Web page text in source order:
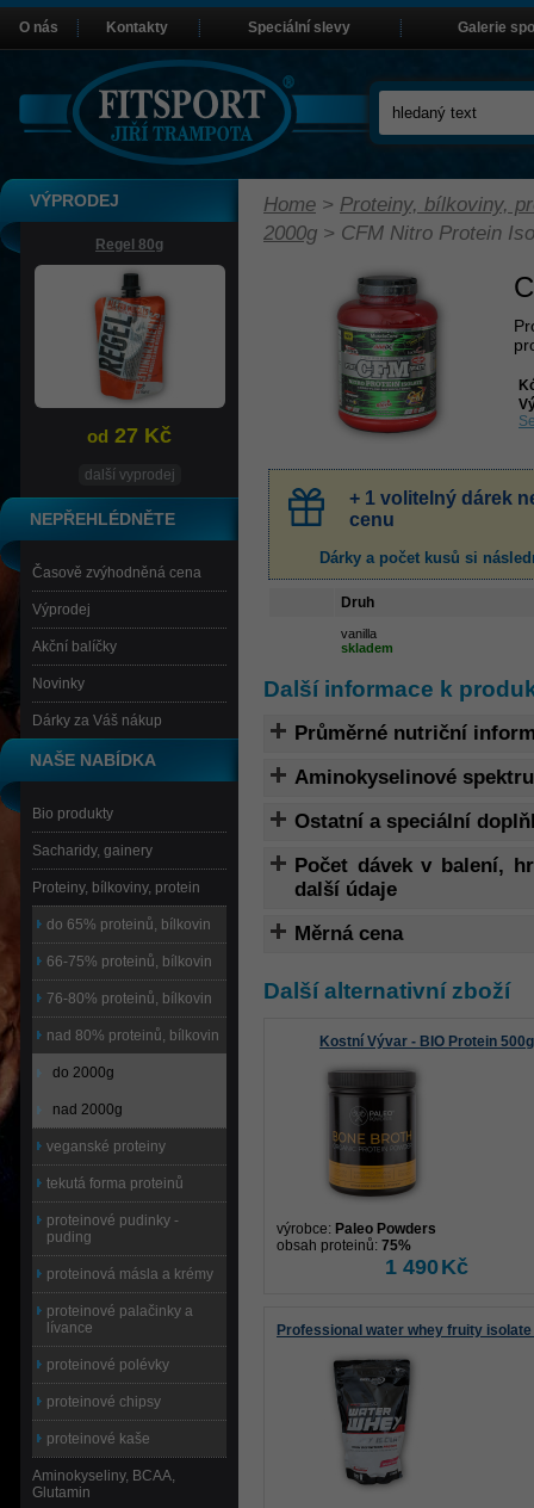
Home > Proteiny, bílkoviny,
2000g > CFM Nitro Protein
+ 1 volitelný dárek
cenu
Dárky a počet kusů si
Druh
vanilla
skladem
Další informace k
Průměrné nutriční
Aminokyselinové
Ostatní a speciální
Počet dávek v balení,
další údaje
Měrná cena
Další alternativní zboží
Kostní Vývar - BIO Protein 500g
výrobce: Paleo Powders
obsah proteinů: 75%
1 490Kč
Professional water whey fruity isolate
VÝPRODEJ
Regel 80g
od 27 Kč
další vyprodej
NEPŘEHLÉDNĚTE
Časově zvýhodněná cena
Výprodej
Akční balíčky
Novinky
Dárky za Váš nákup
NAŠE NABÍDKA
Bio produkty
Sacharidy, gainery
Proteiny, bílkoviny, protein
do 65% proteinů, bílkovin
66-75% proteinů, bílkovin
76-80% proteinů, bílkovin
nad 80% proteinů, bílkovin
do 2000g
nad 2000g
veganské proteiny
tekutá forma proteinů
proteinové pudinky -
puding
proteinová másla a krémy
proteinové palačinky a
lívance
proteinové polévky
proteinové chipsy
proteinové kaše
Aminokyseliny, BCAA,
Glutamin
O nás Kontakty Speciální slevy Galerie